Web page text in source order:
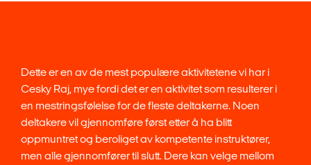
Dette er en av de mest populære aktivitetene vi har i
Cesky Raj, mye fordi det er en aktivitet som resulterer i
en mestringsfølelse for de fleste deltakerne. Noen
deltakere vil gjennomføre først etter å ha blitt
oppmuntret og beroliget av kompetente instruktører,
men alle gjennomfører til slutt. Dere kan velge mellom